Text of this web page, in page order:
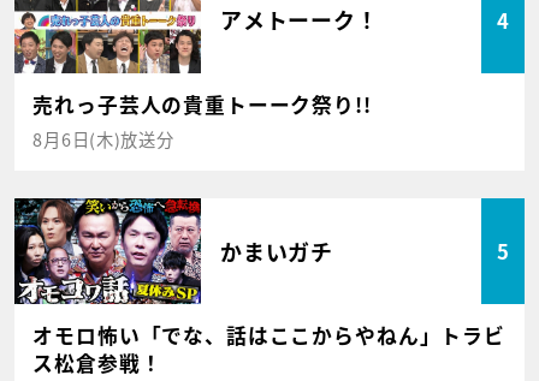
アメトーーク！ 4
売れっ子芸人の貴重トーーク祭り!!
8月6日(木)放送分
かまいガチ 5
オモロ怖い「でな、話はここからやねん」トラビ
ス松倉参戦！